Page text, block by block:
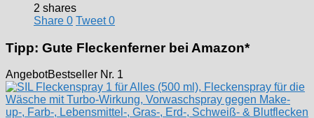
2 shares
Share 0 Tweet 0
Tipp: Gute Fleckenferner bei Amazon*
AngebotBestseller Nr. 1